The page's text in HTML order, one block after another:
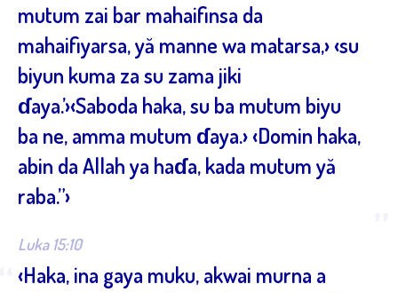
mutum zai bar mahaifinsa da
mahaifiyarsa, yă manne wa matarsa,› ‹su
biyun kuma za su zama jiki
ɗaya.’›‹Saboda haka, su ba mutum biyu
ba ne, amma mutum ɗaya.› ‹Domin haka,
abin da Allah ya haɗa, kada mutum yă
raba.”›
Luka 15:10
‹Haka, ina gaya muku, akwai murna a